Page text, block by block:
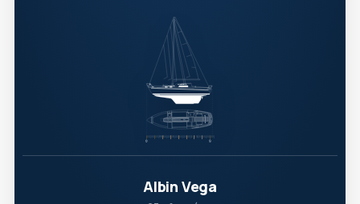
Albin Vega